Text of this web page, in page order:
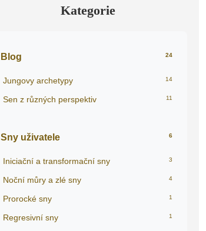
Kategorie
Blog 24
Jungovy archetypy 14
Sen z různých perspektiv 11
Sny uživatele 6
Iniciační a transformační sny 3
Noční můry a zlé sny 4
Prorocké sny 1
Regresivní sny 1